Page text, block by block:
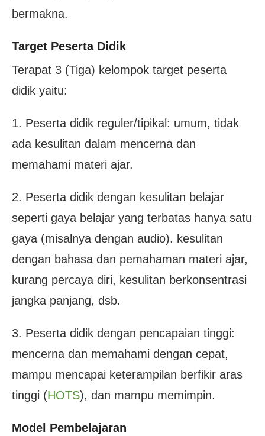
bermakna.
Target Peserta Didik
Terapat 3 (Tiga) kelompok target peserta
didik yaitu:
1. Peserta didik reguler/tipikal: umum, tidak
ada kesulitan dalam mencerna dan
memahami materi ajar.
2. Peserta didik dengan kesulitan belajar
seperti gaya belajar yang terbatas hanya satu
gaya (misalnya dengan audio). kesulitan
dengan bahasa dan pemahaman materi ajar,
kurang percaya diri, kesulitan berkonsentrasi
jangka panjang, dsb.
3. Peserta didik dengan pencapaian tinggi:
mencerna dan memahami dengan cepat,
mampu mencapai keterampilan berfikir aras
tinggi (HOTS), dan mampu memimpin.
Model Pembelajaran